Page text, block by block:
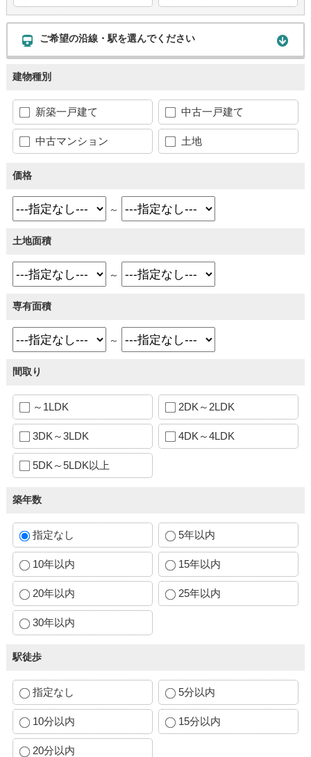
ご希望の沿線・駅を選んでください
建物種別
新築一戸建て 中古一戸建て
中古マンション 土地
価格
～
土地面積
～
専有面積
～
間取り
～1LDK 2DK～2LDK
3DK～3LDK 4DK～4LDK
5DK～5LDK以上
築年数
指定なし 5年以内
10年以内 15年以内
20年以内 25年以内
30年以内
駅徒歩
指定なし 5分以内
10分以内 15分以内
20分以内